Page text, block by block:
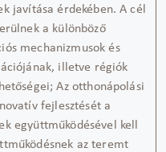
javítása érdekében. A cél
a különböző
mechanizmusok és
illetve régiók
Az otthonápolási
fejlesztését a
együttműködésével kell
az teremt